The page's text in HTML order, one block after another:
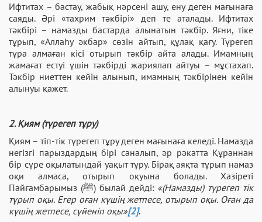
Ифтитах – бастау, жабық нәрсені ашу, ену деген мағынаға
саяды. Әрі «тахрим тәкбірі» деп те аталады. Ифтитах
тәкбірі – намазды бастарда алынатын тәкбір. Яғни, тіке
тұрып, «Аллаһу әкбар» сөзін айтып, құлақ қағу. Түрегеп
тұра алмаған кісі отырып тәкбір айта алады. Имамның
жамағат естуі үшін тәкбірді жариялап айтуы – мұстахап.
Тәкбір ниеттен кейін алынып, имамның тәкбірінен кейін
алынуы қажет.
2. Қиям (түрегеп тұру)
Қиям – тіп-тік түрегеп тұру деген мағынаға келеді. Намазда
негізгі парыздардың бірі саналып, әр рәкатта Құраннан
бір сүре оқылатындай уақыт тұру. Бірақ аяқта тұрып намаз
оқи алмаса, отырып оқуына болады. Хазіреті
Пайғамбарымыз (ﷺ) былай дейді: «(Намазды) түрегеп тік
тұрып оқы. Егер оған күшің жетпесе, отырып оқы. Оған да
күшің жетпесе, сүйеніп оқы»[2].